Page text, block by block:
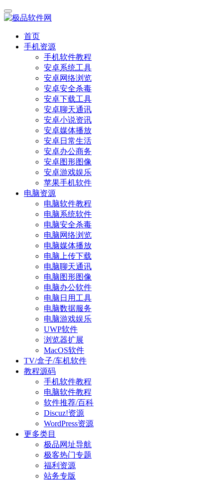
首页
手机资源
手机软件教程
安卓系统工具
安卓网络浏览
安卓安全杀毒
安卓下载工具
安卓聊天通讯
安卓小说资讯
安卓媒体播放
安卓日常生活
安卓办公商务
安卓图形图像
安卓游戏娱乐
苹果手机软件
电脑资源
电脑软件教程
电脑系统软件
电脑安全杀毒
电脑网络浏览
电脑媒体播放
电脑上传下载
电脑聊天通讯
电脑图形图像
电脑办公软件
电脑日用工具
电脑数据服务
电脑游戏娱乐
UWP软件
浏览器扩展
MacOS软件
TV/盒子/车机软件
教程源码
手机软件教程
电脑软件教程
软件推荐/百科
Discuz!资源
WordPress资源
更多类目
极品网址导航
极客热门专题
福利资源
站务专版